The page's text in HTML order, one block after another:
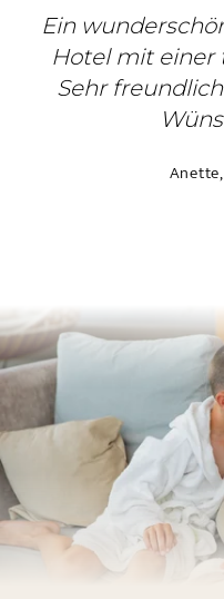
Ein
Hotel mit einer
Sehr